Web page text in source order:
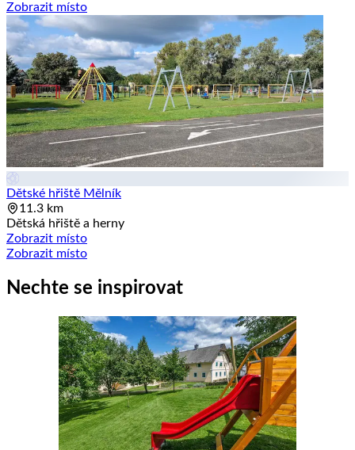
Zobrazit místo
Dětské hřiště Mělník
11.3 km
Dětská hřiště a herny
Zobrazit místo
Zobrazit místo
Nechte se inspirovat